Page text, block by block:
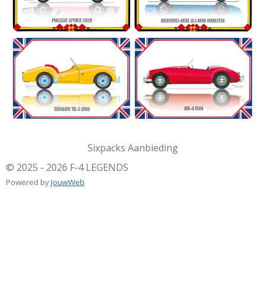
Sixpacks Aanbieding
© 2025 - 2026 F-4 LEGENDS
Powered byJouwWeb